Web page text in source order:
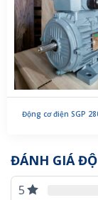
Động cơ điện SGP
ĐÁNH GIÁ
5